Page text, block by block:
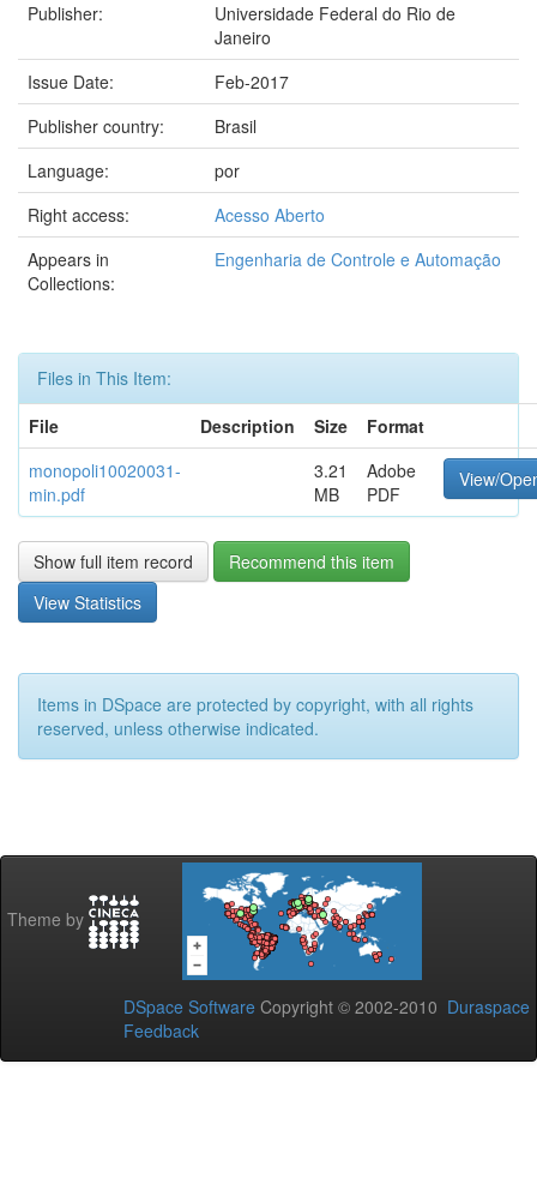
Publisher:
Universidade Federal do Rio de
Janeiro
Issue Date:
Feb-2017
Publisher country:
Brasil
Language:
por
Right access:
Acesso Aberto
Appears in
Collections:
Engenharia de Controle e Automação
Files in This Item:
File
Description Size
Format
monopoli10020031-
min.pdf
3.21
MB
Adobe
PDF
View/
Show full item record
Recommend this item
View Statistics
Items in DSpace are protected by copyright, with all rights
reserved, unless otherwise indicated.
Theme by
DSpace Software Copyright © 2002-2010 Duraspace
Feedback